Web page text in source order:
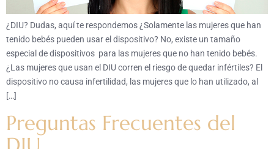
¿DIU? Dudas, aquí te respondemos ¿Solamente las mujeres que han
tenido bebés pueden usar el dispositivo? No, existe un tamaño
especial de dispositivos para las mujeres que no han tenido bebés.
¿Las mujeres que usan el DIU corren el riesgo de quedar infértiles? El
dispositivo no causa infertilidad, las mujeres que lo han utilizado, al
[…]
Preguntas Frecuentes del